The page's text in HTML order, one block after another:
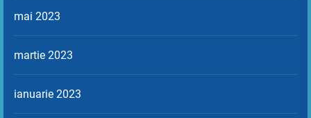
mai 2023
martie 2023
ianuarie 2023